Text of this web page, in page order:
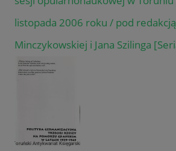
listopada 2006 roku / pod
Minczykowskiej i Jana Szilinga